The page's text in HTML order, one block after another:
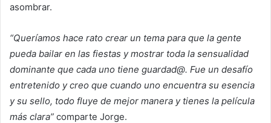
asombrar.
“Queríamos hace rato crear un tema para que la gente
pueda bailar en las fiestas y mostrar toda la sensualidad
dominante que cada uno tiene guardad@. Fue un desafío
entretenido y creo que cuando uno encuentra su esencia
y su sello, todo fluye de mejor manera y tienes la película
más clara” comparte Jorge.